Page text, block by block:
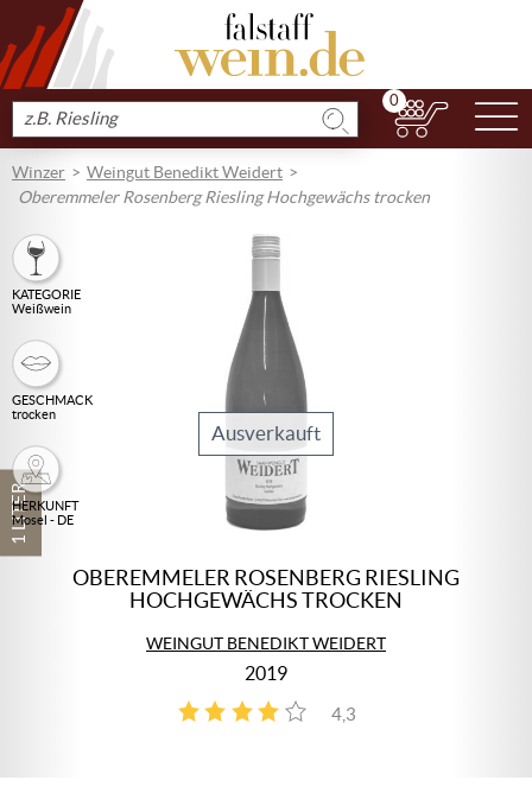
Produkt
suchen
0
Winzer
Weingut Benedikt Weidert
Oberemmeler Rosenberg Riesling Hochgewächs trocken
1 LITER
KATEGORIE
Weißwein
GESCHMACK
trocken
HERKUNFT
Mosel - DE
Ausverkauft
OBEREMMELER ROSENBERG RIESLING
HOCHGEWÄCHS TROCKEN
WEINGUT BENEDIKT WEIDERT
2019
4,3
4